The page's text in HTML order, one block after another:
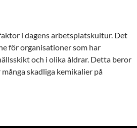
i dagens arbetsplatskultur. Det
för organisationer som har
och i olika åldrar. Detta beror
skadliga kemikalier på